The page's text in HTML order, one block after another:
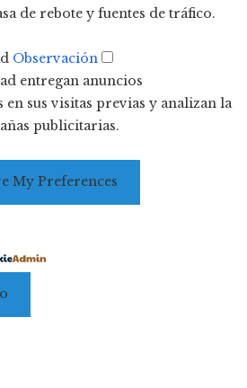
de rebote y fuentes de tráfico.
Observación
entregan anuncios
en sus visitas previas y analizan la
publicitarias.
My Preferences